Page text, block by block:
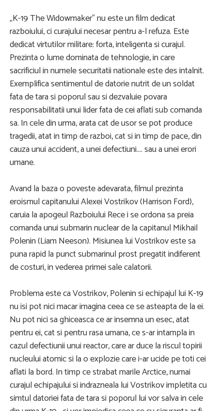
„K-19 The Widowmaker” nu este un film dedicat
razboiului, ci curajului necesar pentru a-l refuza. Este
dedicat virtutilor militare: forta, inteligenta si curajul.
Prezinta o lume dominata de tehnologie, in care
sacrificiul in numele securitatii nationale este des intalnit.
Exemplifica sentimentul de datorie nutrit de un soldat
fata de tara si poporul sau si dezvaluie povara
responsabilitatii unui lider fata de cei aflati sub comanda
sa. In cele din urma, arata cat de usor se pot produce
tragedii, atat in timp de razboi, cat si in timp de pace, din
cauza unui accident, a unei defectiuni.... sau a unei erori
umane.
Avand la baza o poveste adevarata, filmul prezinta
eroismul capitanului Alexei Vostrikov (Harrison Ford),
caruia la apogeul Razboiului Rece i se ordona sa preia
comanda unui submarin nuclear de la capitanul Mikhail
Polenin (Liam Neeson). Misiunea lui Vostrikov este sa
puna rapid la punct submarinul prost pregatit indiferent
de costuri, in vederea primei sale calatorii.
Problema este ca Vostrikov, Polenin si echipajul lui K-19
nu isi pot nici macar imagina ceea ce se asteapta de la ei.
Nu pot nici sa ghiceasca ce ar insemna un esec, atat
pentru ei, cat si pentru rasa umana, ce s-ar intampla in
cazul defectiunii unui reactor, care ar duce la riscul topirii
nucleului atomic si la o explozie care i-ar ucide pe toti cei
aflati la bord. In timp ce strabat marile Arctice, numai
curajul echipajului si indrazneala lui Vostrikov impletita cu
simtul datoriei fata de tara si poporul lui vor salva in cele